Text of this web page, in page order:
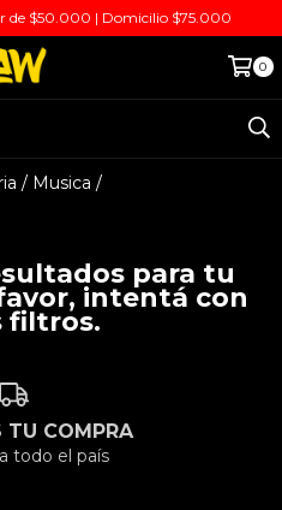
de $50.000 | Domicilio $75.000
0
/ Musica /
para tu
intentá con
filtros.
TU COMPRA
todo el país